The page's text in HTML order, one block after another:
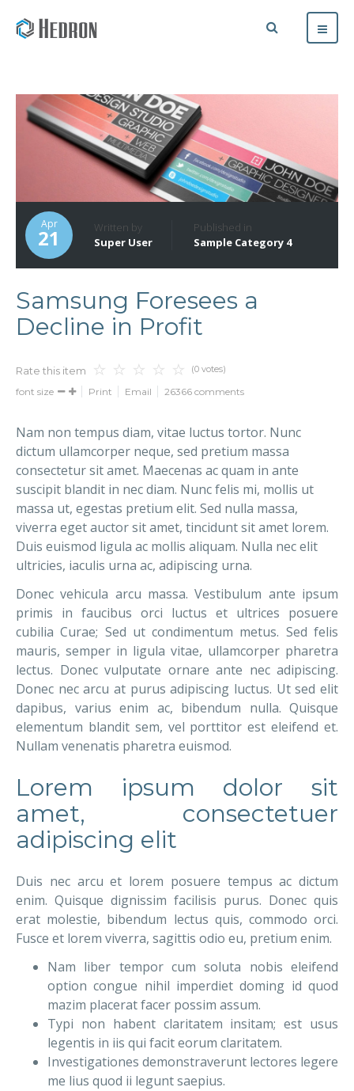
Apr
21
Written by
Super User
Published in
Sample Category 4
Samsung Foresees a
Decline in Profit
Rate this item (0 votes)
font size Print Email 26366 comments
Nam non tempus diam, vitae luctus tortor. Nunc
dictum ullamcorper neque, sed pretium massa
consectetur sit amet. Maecenas ac quam in ante
suscipit blandit in nec diam. Nunc felis mi, mollis ut
massa ut, egestas pretium elit. Sed nulla massa,
viverra eget auctor sit amet, tincidunt sit amet lorem.
Duis euismod ligula ac mollis aliquam. Nulla nec elit
ultricies, iaculis urna ac, adipiscing urna.
Donec vehicula arcu massa. Vestibulum ante ipsum
primis in faucibus orci luctus et ultrices posuere
cubilia Curae; Sed ut condimentum metus. Sed felis
mauris, semper in ligula vitae, ullamcorper pharetra
lectus. Donec vulputate ornare ante nec adipiscing.
Donec nec arcu at purus adipiscing luctus. Ut sed elit
dapibus, varius enim ac, bibendum nulla. Quisque
elementum blandit sem, vel porttitor est eleifend et.
Nullam venenatis pharetra euismod.
Lorem ipsum dolor sit
amet, consectetuer
adipiscing elit
Duis nec arcu et lorem posuere tempus ac dictum
enim. Quisque dignissim facilisis purus. Donec quis
erat molestie, bibendum lectus quis, commodo orci.
Fusce et lorem viverra, sagittis odio eu, pretium enim.
Nam liber tempor cum soluta nobis eleifend
option congue nihil imperdiet doming id quod
mazim placerat facer possim assum.
Typi non habent claritatem insitam; est usus
legentis in iis qui facit eorum claritatem.
Investigationes demonstraverunt lectores legere
me lius quod ii legunt saepius.